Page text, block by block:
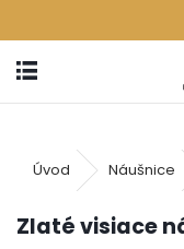
Úvod Náušnice
Zlaté visiace